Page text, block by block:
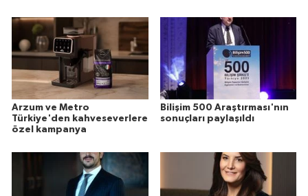
Arzum ve Metro
Türkiye'den kahveseverlere
özel kampanya
Bilişim 500 Araştırması'nın
sonuçları paylaşıldı